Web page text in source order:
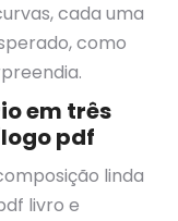
cada uma
como
em três
pdf
linda
livro e